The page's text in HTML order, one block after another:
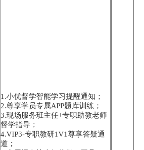
1.小优督学智能学习提醒通知；
2.尊享学员专属APP题库训练；
3.现场服务班主任+专职助教老师
督学指导；
4.VIP3-专职教研1V1尊享答疑通
道；